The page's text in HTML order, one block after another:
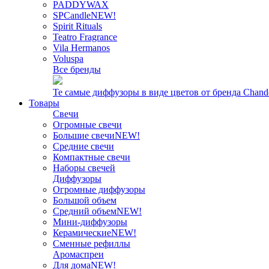
PADDYWAX
SPCandleNEW!
Spirit Rituals
Teatro Fragrance
Vila Hermanos
Voluspa
Все бренды
Те самые диффузоры в виде цветов от бренда
Товары
Свечи
Огромные свечи
Большие свечиNEW!
Средние свечи
Компактные свечи
Наборы свечей
Диффузоры
Огромные диффузоры
Большой объем
Средний объемNEW!
Мини-диффузоры
КерамическиеNEW!
Сменные рефиллы
Аромаспреи
Для домаNEW!